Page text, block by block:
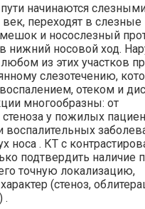
начинаются
век, переходят в
и носослезный
нижний носовой ход.
из этих участков
слезотечению,
отеком и
многообразны: от
у пожилых
воспалительных
носа . КТ с
подтвердить наличие
точную локализацию,
(стеноз,
.